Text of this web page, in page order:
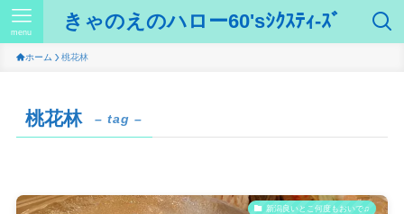
きゃのえのハロー60'sｼｸｽﾃｨ-ｽﾞ
menu
ホーム 桃花林
桃花林 – tag –
新潟良いとこ何度もおいで♫